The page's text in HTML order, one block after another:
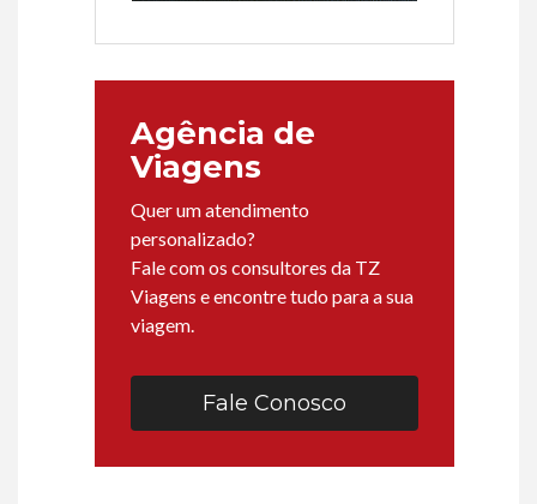
Agência de
Viagens
Quer um atendimento
personalizado?
Fale com os consultores da TZ
Viagens e encontre tudo para a sua
viagem.
Fale Conosco